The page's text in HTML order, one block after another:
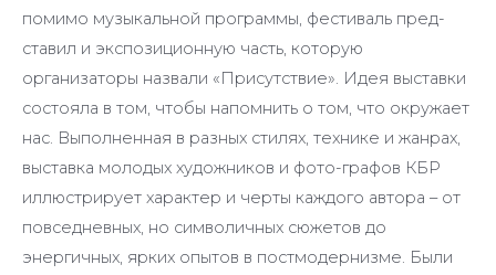
помимо музыкальной программы, фестиваль пред-
ставил и экспозиционную часть, которую
организаторы назвали «Присутствие». Идея выставки
состояла в том, чтобы напомнить о том, что окружает
нас. Выполненная в разных стилях, технике и жанрах,
выставка молодых художников и фото-графов КБР
иллюстрирует характер и черты каждого автора – от
повседневных, но символичных сюжетов до
энергичных, ярких опытов в постмодернизме. Были